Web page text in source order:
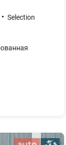
• Selection